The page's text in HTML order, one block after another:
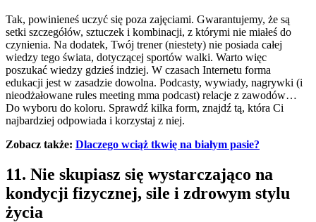
Tak, powinieneś uczyć się poza zajęciami. Gwarantujemy, że są
setki szczegółów, sztuczek i kombinacji, z którymi nie miałeś do
czynienia. Na dodatek, Twój trener (niestety) nie posiada całej
wiedzy tego świata, dotyczącej sportów walki. Warto więc
poszukać wiedzy gdzieś indziej. W czasach Internetu forma
edukacji jest w zasadzie dowolna. Podcasty, wywiady, nagrywki (i
nieodżałowane rules meeting mma podcast) relacje z zawodów…
Do wyboru do koloru. Sprawdź kilka form, znajdź tą, która Ci
najbardziej odpowiada i korzystaj z niej.
Zobacz także: Dlaczego wciąż tkwię na białym pasie?
11. Nie skupiasz się wystarczająco na
kondycji fizycznej, sile i zdrowym stylu
życia